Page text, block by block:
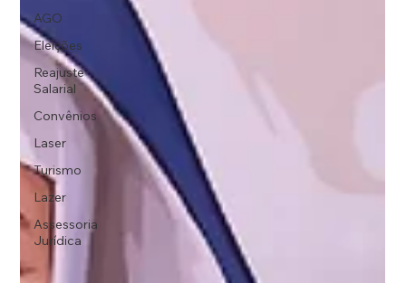
AGO
Eleições
Reajuste
Salarial
Convênios
Laser
Turismo
Lazer
Assessoria
Jurídica